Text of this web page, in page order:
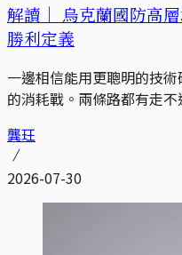
解讀｜ 烏克蘭國防高
勝利定義
一邊相信能用更聰明的技
的消耗戰。兩條路都有走不
龔玨
2026-07-30